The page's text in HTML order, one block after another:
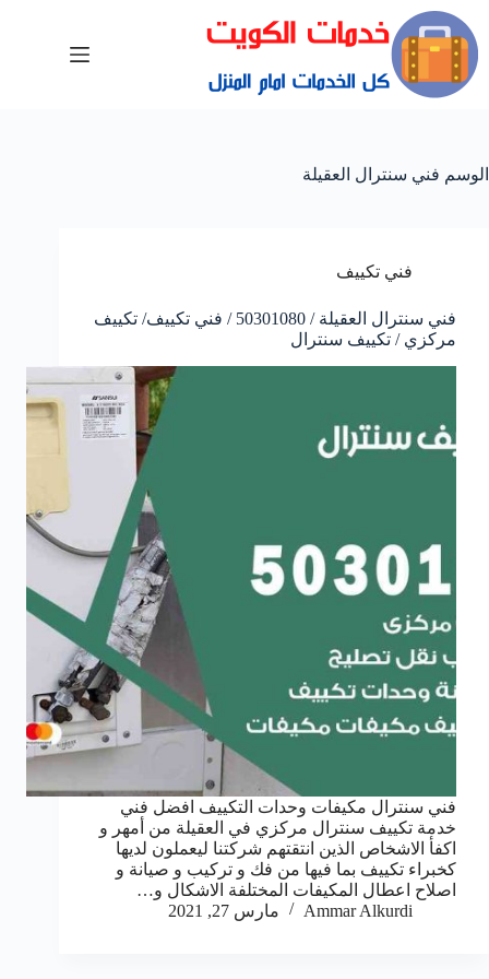
الوسم فني سنترال العقيلة
فني تكييف
فني سنترال العقيلة / 50301080 / فني تكييف/ تكييف
مركزي / تكييف سنترال
فني سنترال مكيفات وحدات التكييف افضل فني
خدمة تكييف سنترال مركزي في العقيلة من أمهر و
اكفأ الاشخاص الذين انتقتهم شركتنا ليعملون لديها
كخبراء تكييف بما فيها من فك و تركيب و صيانة و
اصلاح اعطال المكيفات المختلفة الاشكال و…
Ammar Alkurdi
مارس 27, 2021